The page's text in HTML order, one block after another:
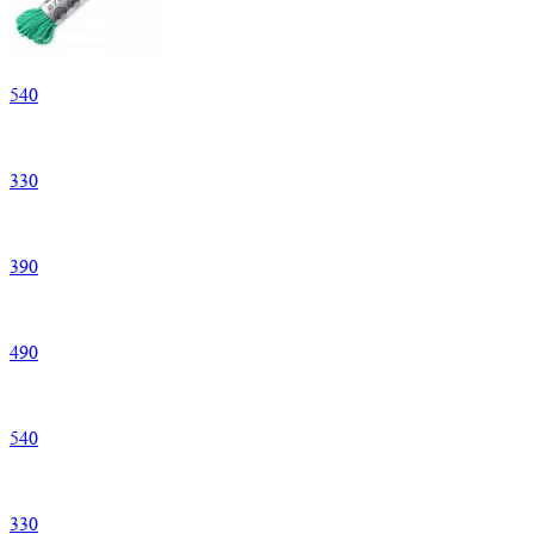
540
330
390
490
540
330